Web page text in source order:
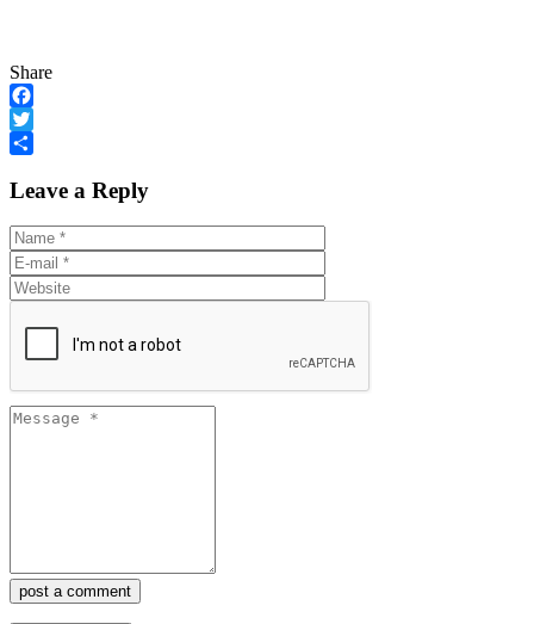
Share
Facebook
Twitter
Leave a Reply
post a comment